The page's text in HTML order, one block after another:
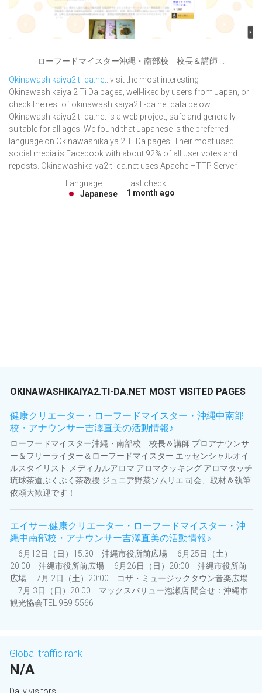
ローフードマイスター沖縄・南部校 校長＆講師 ...
Okinawashikaiya2.ti-da.net: visit the most interesting
Okinawashikaiya 2 Ti Da pages, well-liked by users from Japan, or
check the rest of okinawashikaiya2.ti-da.net data below.
Okinawashikaiya2.ti-da.net is a web project, safe and generally
suitable for all ages. We found that Japanese is the preferred
language on Okinawashikaiya 2 Ti Da pages. Their most used
social media is Facebook with about 92% of all user votes and
reposts. Okinawashikaiya2.ti-da.net uses Apache HTTP Server.
Language:
Japanese
Last check:
1 month ago
OKINAWASHIKAIYA2.TI-DA.NET MOST VISITED PAGES
健康クリエーター・ローフードマイスター・沖縄中南部
校・アナウンサー吉澤直美の活動情報♪
ローフードマイスター沖縄・南部校 校長＆講師 プロアナウンサ
ー＆フリーライター＆ローフードマイスター エッセンシャルオイ
ルスタイリスト メディカルアロマ アロマクッキング アロマタッチ
琉球茶道ぶくぶく茶教授 ジュニア野菜ソムリエ 司会、取材＆執筆
依頼大歓迎です！
エイサー:健康クリエーター・ローフードマイスター・沖
縄中南部校・アナウンサー吉澤直美の活動情報♪
6月12日（日）15:30 沖縄市役所前広場 6月25日（土）
20:00 沖縄市役所前広場 6月26日（日）20:00 沖縄市役所前
広場 7月 2日（土）20:00 コザ・ミュージックタウン音楽広場
7月 3日（日）20:00 マックスバリュー泡瀬店 問合せ：沖縄市
観光協会TEL 989-5566
Global traffic rank
N/A